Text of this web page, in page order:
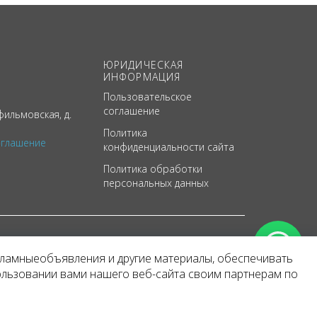
д.
ЮРИДИЧЕСКАЯ
ИНФОРМАЦИЯ
Пользовательское
соглашение
Политика
конфиденциальности сайта
Политика обработки
персональных данных
и другие материалы, обеспечивать
вами нашего веб-сайта своим партнерам по